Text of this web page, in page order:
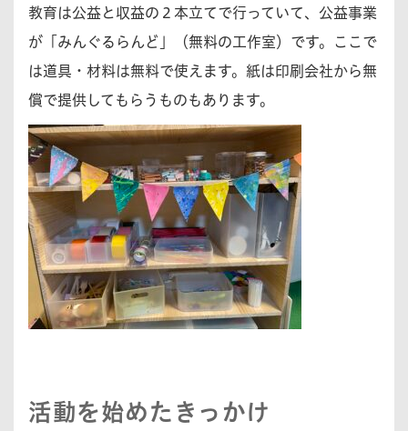
教育は公益と収益の２本立てで行っていて、公益事業
が「みんぐるらんど」（無料の工作室）です。ここで
は道具・材料は無料で使えます。紙は印刷会社から無
償で提供してもらうものもあります。
活動を始めたきっかけ